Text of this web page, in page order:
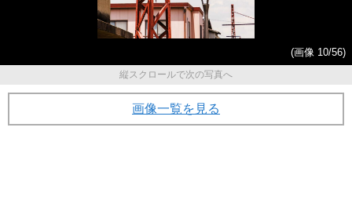
(画像 10/56)
縦スクロールで次の写真へ
画像一覧を見る